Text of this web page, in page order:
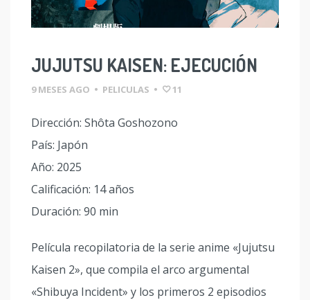
JUJUTSU KAISEN: EJECUCIÓN
9 MESES AGO • PELICULAS • 11
Dirección: Shôta Goshozono
País: Japón
Año: 2025
Calificación: 14 años
Duración: 90 min
Película recopilatoria de la serie anime «Jujutsu
Kaisen 2», que compila el arco argumental
«Shibuya Incident» y los primeros 2 episodios